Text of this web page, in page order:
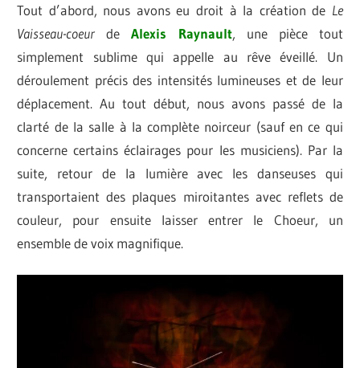
Tout d’abord, nous avons eu droit à la création de Le
Vaisseau-coeurdeAlexis Raynault, une pièce tout
simplement sublime qui appelle au rêve éveillé. Un
déroulement précis des intensités lumineuses et de leur
déplacement. Au tout début, nous avons passé de la
clarté de la salle à la complète noirceur (sauf en ce qui
concerne certains éclairages pour les musiciens). Par la
suite, retour de la lumière avec les danseuses qui
transportaient des plaques miroitantes avec reflets de
couleur, pour ensuite laisser entrer le Choeur, un
ensemble de voix magnifique.